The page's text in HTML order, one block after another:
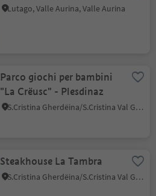
Lutago, Valle Aurina, Valle Aurina
Parco giochi per bambini
"La Crëusc" - Plesdinaz
S.Cristina Gherdëina/S.Cristina Val Gardena, Santa Cristina Val Gardena, Regione dolomitica Val Gardena
Steakhouse La Tambra
S.Cristina Gherdëina/S.Cristina Val Gardena, Santa Cristina Val Gardena, Regione dolomitica Val Gardena